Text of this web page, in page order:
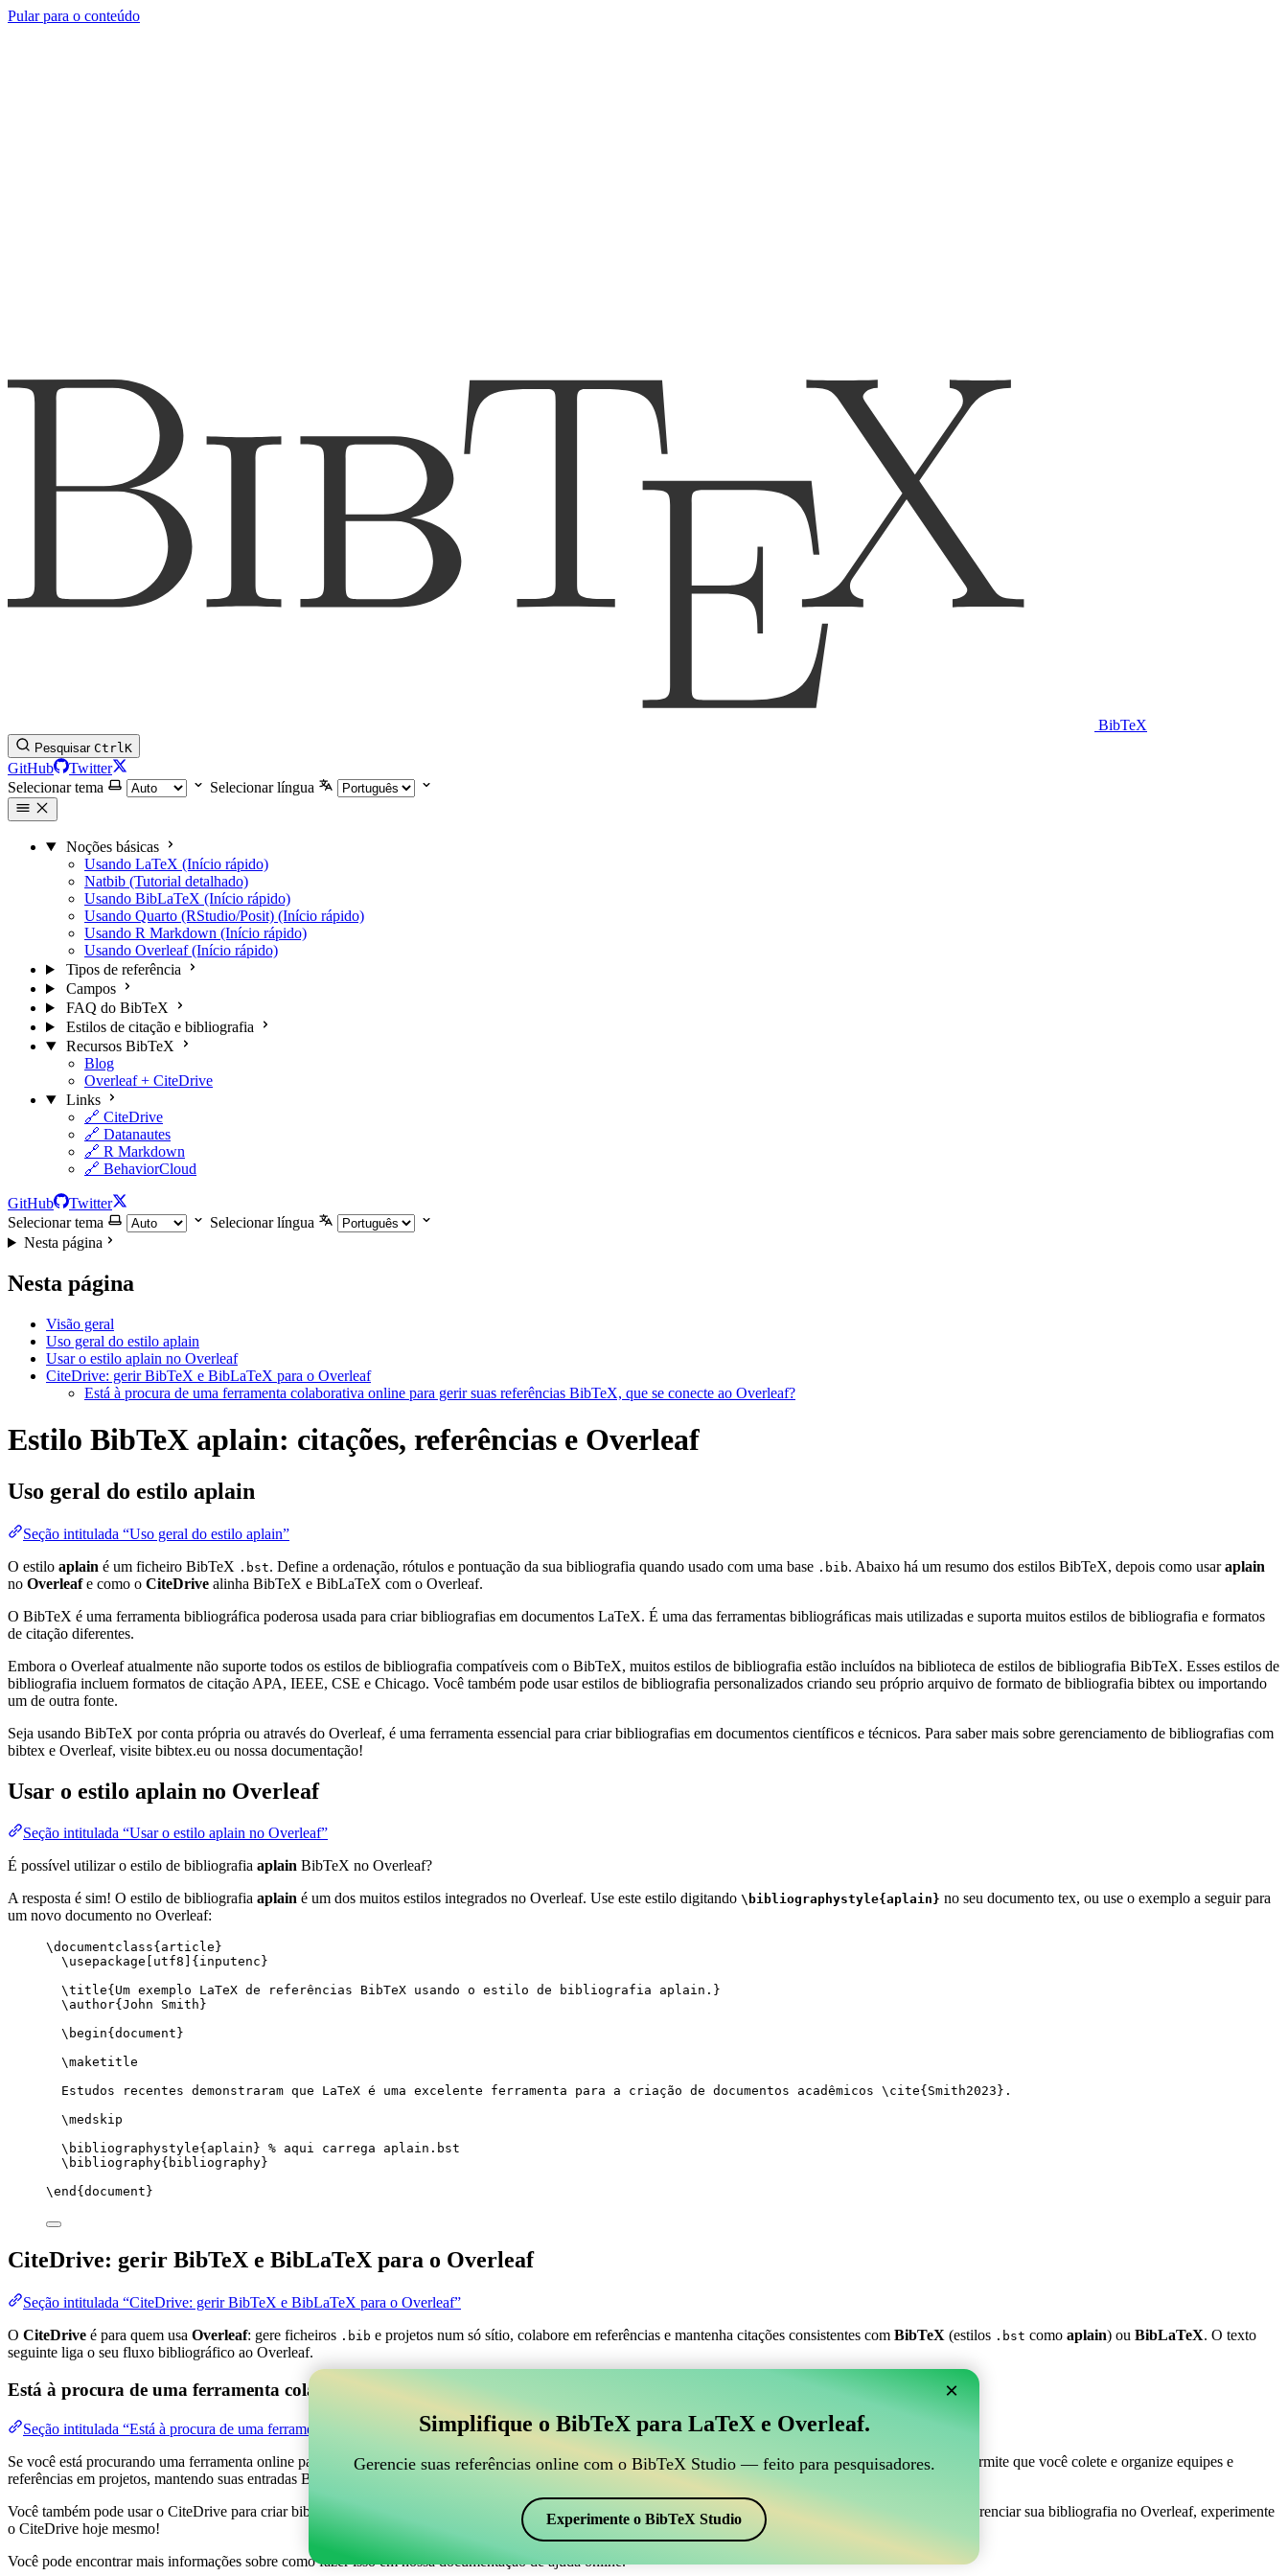
Pular para o conteúdo
BibTeX
Pesquisar CtrlK
GitHub
Twitter
Selecionar tema
Selecionar língua
Noções básicas
Usando LaTeX (Início rápido)
Natbib (Tutorial detalhado)
Usando BibLaTeX (Início rápido)
Usando Quarto (RStudio/Posit) (Início rápido)
Usando R Markdown (Início rápido)
Usando Overleaf (Início rápido)
Tipos de referência
Campos
FAQ do BibTeX
Estilos de citação e bibliografia
Recursos BibTeX
Blog
Overleaf + CiteDrive
Links
🔗 CiteDrive
🔗 Datanautes
🔗 R Markdown
🔗 BehaviorCloud
GitHub
Twitter
Selecionar tema
Selecionar língua
Nesta página
Nesta página
Visão geral
Uso geral do estilo aplain
Usar o estilo aplain no Overleaf
CiteDrive: gerir BibTeX e BibLaTeX para o Overleaf
Está à procura de uma ferramenta colaborativa online para gerir suas referências BibTeX, que se conecte ao Overleaf?
Estilo BibTeX aplain: citações, referências e Overleaf
Uso geral do estilo aplain
Seção intitulada “Uso geral do estilo aplain”
O estilo aplain é um ficheiro BibTeX .bst. Define a ordenação, rótulos e pontuação da sua bibliografia quando usado com uma base .bib. Abaixo há um resumo dos estilos BibTeX, depois como usaraplain
no Overleafe como o CiteDrive alinha BibTeX e BibLaTeX com o Overleaf.
O BibTeX é uma ferramenta bibliográfica poderosa usada para criar bibliografias em documentos LaTeX. É uma das ferramentas bibliográficas mais utilizadas e suporta muitos estilos de bibliografia e formatos
de citação diferentes.
Embora o Overleaf atualmente não suporte todos os estilos de bibliografia compatíveis com o BibTeX, muitos estilos de bibliografia estão incluídos na biblioteca de estilos de bibliografia BibTeX. Esses estilos de
bibliografia incluem formatos de citação APA, IEEE, CSE e Chicago. Você também pode usar estilos de bibliografia personalizados criando seu próprio arquivo de formato de bibliografia bibtex ou importando
um de outra fonte.
Seja usando BibTeX por conta própria ou através do Overleaf, é uma ferramenta essencial para criar bibliografias em documentos científicos e técnicos. Para saber mais sobre gerenciamento de bibliografias com
bibtex e Overleaf, visite bibtex.eu ou nossa documentação!
Usar o estilo aplain no Overleaf
Seção intitulada “Usar o estilo aplain no Overleaf”
É possível utilizar o estilo de bibliografia aplain BibTeX no Overleaf?
A resposta é sim! O estilo de bibliografia aplain é um dos muitos estilos integrados no Overleaf. Use este estilo digitando \bibliographystyle{aplain} no seu documento tex, ou use o exemplo a seguir para
um novo documento no Overleaf:
\documentclass{ article }
\usepackage
utf8 ]{ inputenc }
\title{Um exemplo LaTeX de referências BibTeX usando o estilo de bibliografia aplain.}
\author{John Smith}
\begin{ document }
\maketitle
Estudos recentes demonstraram que LaTeX é uma excelente ferramenta para a criação de documentos acadêmicos \cite{ Smith2023 }.
\medskip
\bibliographystyle{aplain} % aqui carrega aplain.bst
\bibliography{bibliography}
\end { document }
CiteDrive: gerir BibTeX e BibLaTeX para o Overleaf
Seção intitulada “CiteDrive: gerir BibTeX e BibLaTeX para o Overleaf”
O CiteDrive é para quem usa Overleaf: gere ficheiros .bib e projetos num só sítio, colabore em referências e mantenha citações consistentes com BibTeX (estilos .bst como aplain) ou BibLaTeX. O texto
seguinte liga o seu fluxo bibliográfico ao Overleaf.
Está à procura de uma ferramenta colaborativa online para gerir suas referências BibTeX, que se conecte ao Overleaf?
Seção intitulada “Está à procura de uma ferramenta colaborativa online para gerir suas referências BibTeX, que se conecte ao Overleaf?”
Se você está procurando uma ferramenta online para ajudar a gerenciar suas referências, citações e bibliografia no Overleaf, o CiteDrive pode ser perfeito! Ele permite que você colete e organize equipes e
referências em projetos, mantendo suas entradas BibTeX atualizadas em seu projeto Overleaf.
Você também pode usar o CiteDrive para criar bibliografias e citações em vários estilos, incluindo aplain. Então, se você está procurando uma maneira fácil de gerenciar sua bibliografia no Overleaf, experimente
o CiteDrive hoje mesmo!
Você pode encontrar mais informações sobre como fazer isso em nossa documentação de ajuda online.
×
Simplifique o BibTeX para LaTeX e Overleaf.
Gerencie suas referências online com o BibTeX Studio — feito para pesquisadores.
Experimente o BibTeX Studio